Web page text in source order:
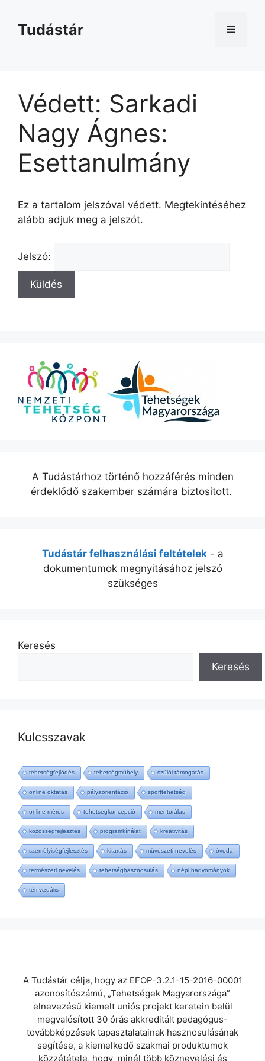
tartalomba
Tudástár Menü
Védett: Sarkadi
Nagy Ágnes:
Esettanulmány
Ez a tartalom jelszóval védett. Megtekintéséhez
alább adjuk meg a jelszót.
Jelszó:
A Tudástárhoz történő hozzáférés minden
érdeklődő szakember számára biztosított.
Tudástár felhasználási feltételek- a
dokumentumok megnyitásához jelszó
szükséges
Keresés
Keresés
Kulcsszavak
tehetségfejlődés tehetségműhely szülői támogatás
online oktatás pályaorientáció sporttehetség
online mérés tehetségkoncepció mentorálás
közösségfejlesztés programkínálat kreativitás
személyiségfejlesztés kitartás művészeti nevelés óvoda
természeti nevelés tehetséghasznosulás népi hagyományok
téri-vizuális
A Tudástár célja, hogy az EFOP-3.2.1-15-2016-00001
azonosítószámú, „Tehetségek Magyarországa”
elnevezésű kiemelt uniós projekt keretein belül
megvalósított 30 órás akkreditált pedagógus-
továbbképzések tapasztalatainak hasznosulásának
segítése, a kiemelkedő szakmai produktumok
közzététele, hogy minél több köznevelési és